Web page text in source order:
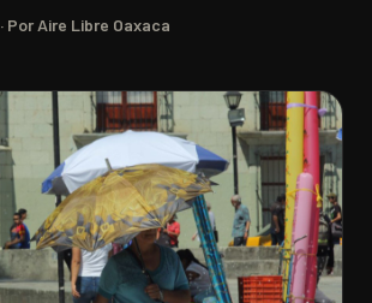
· Por Aire Libre Oaxaca